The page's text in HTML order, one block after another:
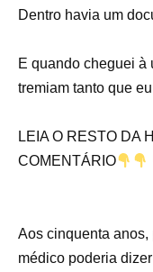
Dentro havia um
E quando cheguei à
tremiam tanto que
LEIA O RESTO DA
COMENTÁRIO
Aos cinquenta
médico poderia